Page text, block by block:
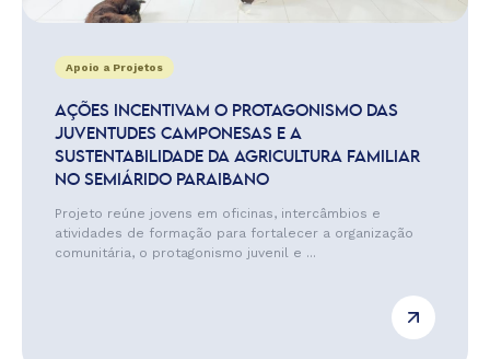
Apoio a Projetos
AÇÕES INCENTIVAM O PROTAGONISMO DAS
JUVENTUDES CAMPONESAS E A
SUSTENTABILIDADE DA AGRICULTURA FAMILIAR
NO SEMIÁRIDO PARAIBANO
Projeto reúne jovens em oficinas, intercâmbios e
atividades de formação para fortalecer a organização
comunitária, o protagonismo juvenil e ...